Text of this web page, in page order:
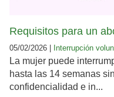
Requisitos para un
05/02/2026 | Interrupción
La mujer puede
hasta las 14 semanas
confidencialidad e in...